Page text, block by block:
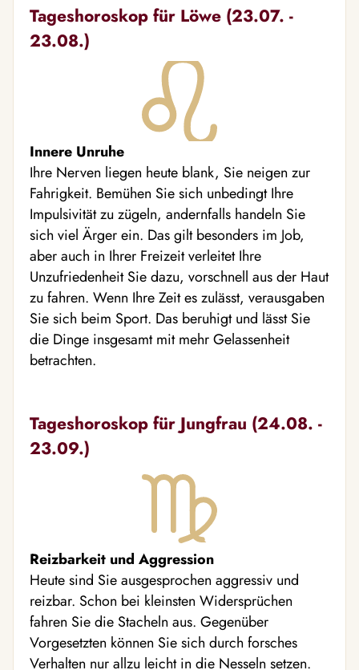
Tageshoroskop für Löwe (23.07. -
23.08.)
Innere Unruhe
Ihre Nerven liegen heute blank, Sie neigen zur
Fahrigkeit. Bemühen Sie sich unbedingt Ihre
Impulsivität zu zügeln, andernfalls handeln Sie
sich viel Ärger ein. Das gilt besonders im Job,
aber auch in Ihrer Freizeit verleitet Ihre
Unzufriedenheit Sie dazu, vorschnell aus der Haut
zu fahren. Wenn Ihre Zeit es zulässt, verausgaben
Sie sich beim Sport. Das beruhigt und lässt Sie
die Dinge insgesamt mit mehr Gelassenheit
betrachten.
Tageshoroskop für Jungfrau (24.08. -
23.09.)
Reizbarkeit und Aggression
Heute sind Sie ausgesprochen aggressiv und
reizbar. Schon bei kleinsten Widersprüchen
fahren Sie die Stacheln aus. Gegenüber
Vorgesetzten können Sie sich durch forsches
Verhalten nur allzu leicht in die Nesseln setzen.